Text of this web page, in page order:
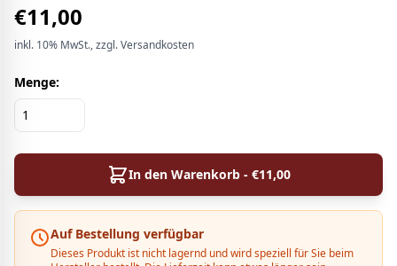
€11,00
inkl. 10% MwSt., zzgl. Versandkosten
Menge:
In den Warenkorb - €11,00
Auf Bestellung verfügbar
Dieses Produkt ist nicht lagernd und wird speziell für Sie beim